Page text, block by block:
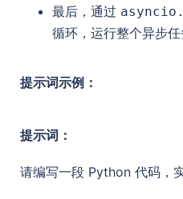
最后，通过
循环，运行整个异步任
提示词示例：
提示词：
请编写一段 Python 代码，